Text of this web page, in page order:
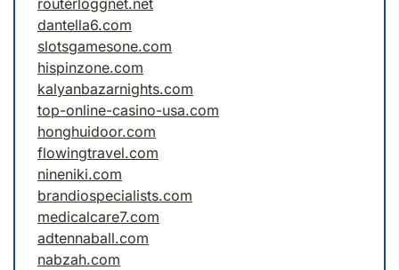
routerloggnet.net
dantella6.com
slotsgamesone.com
hispinzone.com
kalyanbazarnights.com
top-online-casino-usa.com
honghuidoor.com
flowingtravel.com
nineniki.com
brandiospecialists.com
medicalcare7.com
adtennaball.com
nabzah.com